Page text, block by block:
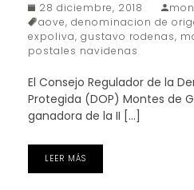
28 diciembre, 2018
aove, denominacion de
expoliva, gustavo rodenas,
postales navidenas
El Consejo Regulador de la
Protegida (DOP) Montes de
ganadora de la II […]
LEER MÁS